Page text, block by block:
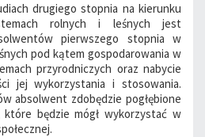
drugiego stopnia na kierunku
rolnych i leśnych jest
pierwszego stopnia w
pod kątem gospodarowania w
przyrodniczych oraz nabycie
jej wykorzystania i stosowania.
absolwent zdobędzie pogłębione
które będzie mógł wykorzystać w